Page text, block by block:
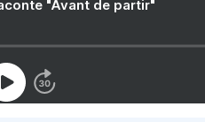
"Avant de partir"